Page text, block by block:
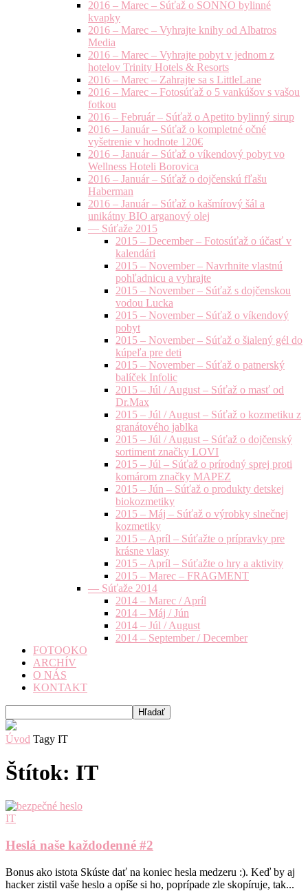
2016 – Marec – Súťaž o SONNO bylinné
kvapky
2016 – Marec – Vyhrajte knihy od Albatros
Media
2016 – Marec – Vyhrajte pobyt v jednom z
hotelov Trinity Hotels & Resorts
2016 – Marec – Zahrajte sa s LittleLane
2016 – Marec – Fotosúťaž o 5 vankúšov s vašou
fotkou
2016 – Február – Súťaž o Apetito bylinný sirup
2016 – Január – Súťaž o kompletné očné
vyšetrenie v hodnote 120€
2016 – Január – Súťaž o víkendový pobyt vo
Wellness Hoteli Borovica
2016 – Január – Súťaž o dojčenskú fľašu
Haberman
2016 – Január – Súťaž o kašmírový šál a
unikátny BIO arganový olej
— Súťaže 2015
2015 – December – Fotosúťaž o účasť v
kalendári
2015 – November – Navrhnite vlastnú
pohľadnicu a vyhrajte
2015 – November – Súťaž s dojčenskou
vodou Lucka
2015 – November – Súťaž o víkendový
pobyt
2015 – November – Súťaž o šialený gél do
kúpeľa pre deti
2015 – November – Súťaž o patnerský
balíček Infolic
2015 – Júl / August – Súťaž o masť od
Dr.Max
2015 – Júl / August – Súťaž o kozmetiku z
granátového jablka
2015 – Júl / August – Súťaž o dojčenský
sortiment značky LOVI
2015 – Júl – Súťaž o prírodný sprej proti
komárom značky MAPEZ
2015 – Jún – Súťaž o produkty detskej
biokozmetiky
2015 – Máj – Súťaž o výrobky slnečnej
kozmetiky
2015 – Apríl – Súťažte o prípravky pre
krásne vlasy
2015 – Apríl – Súťažte o hry a aktivity
2015 – Marec – FRAGMENT
— Súťaže 2014
2014 – Marec / Apríl
2014 – Máj / Jún
2014 – Júl / August
2014 – September / December
FOTOOKO
ARCHÍV
O NÁS
KONTAKT
Úvod Tagy IT
Štítok: IT
IT
Heslá naše každodenné #2
Bonus ako istota Skúste dať na koniec hesla medzeru :). Keď by aj
hacker zistil vaše heslo a opíše si ho, poprípade zle skopíruje, tak...